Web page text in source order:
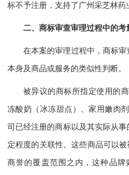
标不予注册，支持了广州采芝林药
二、商标审查审理过程中的考
在本案的审理过程中，商标
本身及商品或服务的类似性判断。
被异议的商标所指定使用的
冻酸奶（冰冻甜点）、家用嫩肉
司已经注册的商标以及其实际从
定程度的关联性。这些商品可以
商誉的覆盖范围之内，这种品牌